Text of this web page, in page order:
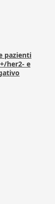
pazienti
her2- e